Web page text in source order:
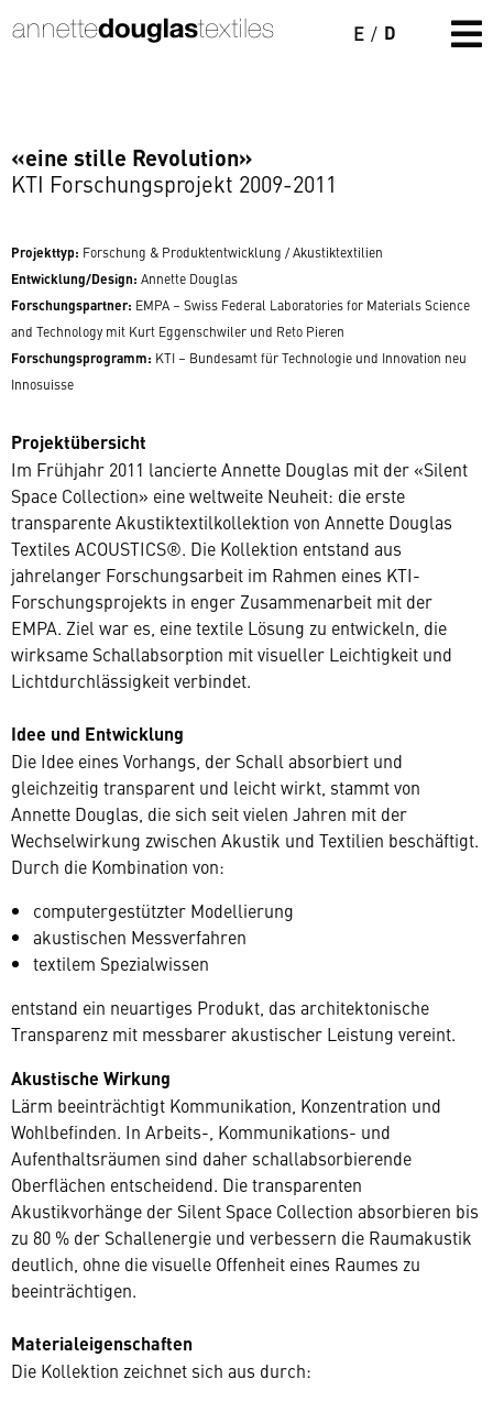
E / D
«eine stille Revolution»
KTI Forschungsprojekt 2009-2011
Projekttyp: Forschung & Produktentwicklung / Akustiktextilien
Entwicklung/Design: Annette Douglas
Forschungspartner: EMPA – Swiss Federal Laboratories for Materials Science
and Technology mit Kurt Eggenschwiler und Reto Pieren
Forschungsprogramm: KTI – Bundesamt für Technologie und Innovation neu
Innosuisse
Projektübersicht
Im Frühjahr 2011 lancierte Annette Douglas mit der «Silent
Space Collection» eine weltweite Neuheit: die erste
transparente Akustiktextilkollektion von Annette Douglas
Textiles ACOUSTICS®. Die Kollektion entstand aus
jahrelanger Forschungsarbeit im Rahmen eines KTI-
Forschungsprojekts in enger Zusammenarbeit mit der
EMPA. Ziel war es, eine textile Lösung zu entwickeln, die
wirksame Schallabsorption mit visueller Leichtigkeit und
Lichtdurchlässigkeit verbindet.
Idee und Entwicklung
Die Idee eines Vorhangs, der Schall absorbiert und
gleichzeitig transparent und leicht wirkt, stammt von
Annette Douglas, die sich seit vielen Jahren mit der
Wechselwirkung zwischen Akustik und Textilien beschäftigt.
Durch die Kombination von:
computergestützter Modellierung
akustischen Messverfahren
textilem Spezialwissen
entstand ein neuartiges Produkt, das architektonische
Transparenz mit messbarer akustischer Leistung vereint.
Akustische Wirkung
Lärm beeinträchtigt Kommunikation, Konzentration und
Wohlbefinden. In Arbeits-, Kommunikations- und
Aufenthaltsräumen sind daher schallabsorbierende
Oberflächen entscheidend. Die transparenten
Akustikvorhänge der Silent Space Collection absorbieren bis
zu 80 % der Schallenergie und verbessern die Raumakustik
deutlich, ohne die visuelle Offenheit eines Raumes zu
beeinträchtigen.
Materialeigenschaften
Die Kollektion zeichnet sich aus durch: